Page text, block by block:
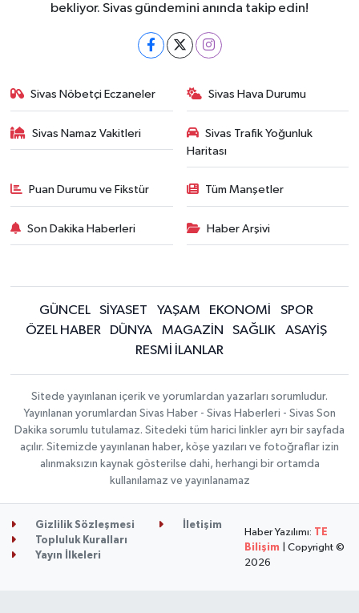
bekliyor. Sivas gündemini anında takip edin!
Sivas Nöbetçi Eczaneler Sivas Hava Durumu
Sivas Namaz Vakitleri
Sivas Trafik Yoğunluk
Haritası
Puan Durumu ve Fikstür Tüm Manşetler
Son Dakika Haberleri Haber Arşivi
GÜNCEL SİYASET YAŞAM EKONOMİ
SPOR
ÖZEL HABER
DÜNYA MAGAZİN SAĞLIK
ASAYİŞ
RESMİ İLANLAR
Sitede yayınlanan içerik ve yorumlardan yazarları sorumludur.
Yayınlanan yorumlardan Sivas Haber - Sivas Haberleri - Sivas Son
Dakika sorumlu tutulamaz. Sitedeki tüm harici linkler ayrı bir sayfada
açılır. Sitemizde yayınlanan haber, köşe yazıları ve fotoğraflar izin
alınmaksızın kaynak gösterilse dahi, herhangi bir ortamda
kullanılamaz ve yayınlanamaz
Gizlilik Sözleşmesi
İletişim
Topluluk Kuralları
Yayın İlkeleri
Haber Yazılımı: TE
Bilişim | Copyright ©
2026